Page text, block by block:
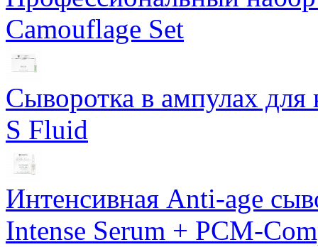
Camouflage Set
Сыворотка в ампулах для
S Fluid
Интенсивная Anti-age
Intense Serum + PCM-